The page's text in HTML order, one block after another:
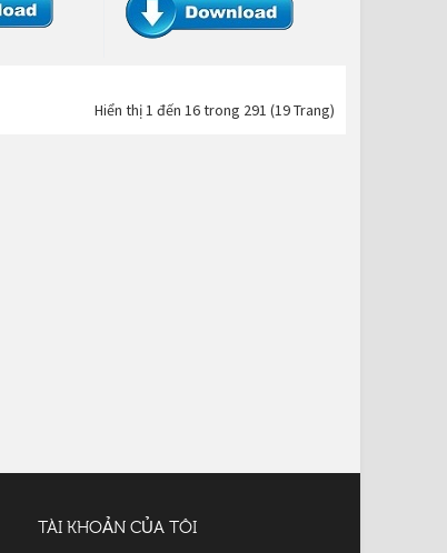
Hiển thị 1 đến 16 trong 291 (19 Trang)
TÀI KHOẢN CỦA TÔI